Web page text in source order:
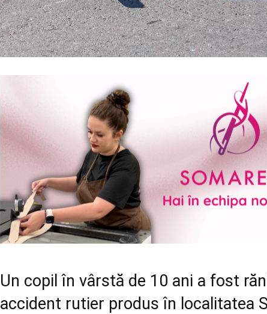
Un copil în vârstă de 10 ani a fost
accident rutier produs în localitatea